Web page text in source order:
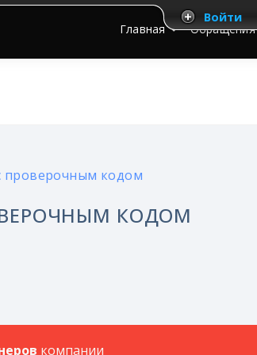
Главная Обращения
проверочным кодом
КОДОМ
компании
Войти